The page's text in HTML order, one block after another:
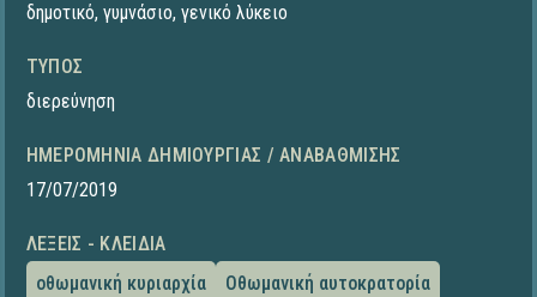
δημοτικό, γυμνάσιο, γενικό λύκειο
ΤΎΠΟΣ
διερεύνηση
ΗΜΕΡΟΜΗΝΊΑ ΔΗΜΙΟΥΡΓΊΑΣ / ΑΝΑΒΆΘΜΙΣΗΣ
17/07/2019
ΛΈΞΕΙΣ - ΚΛΕΙΔΙΆ
οθωμανική κυριαρχία
Οθωμανική αυτοκρατορία